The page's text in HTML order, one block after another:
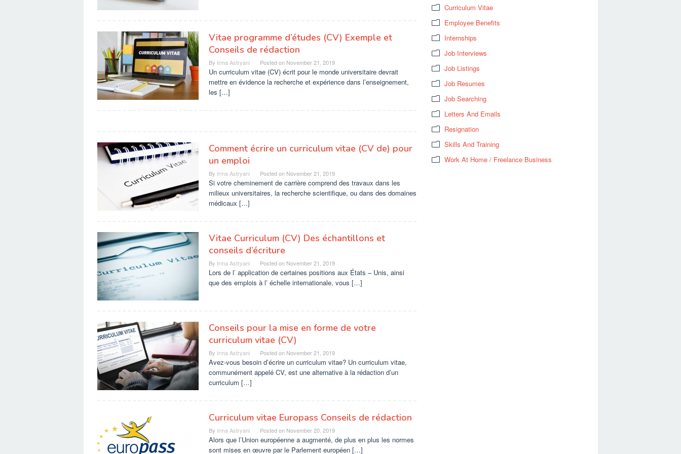
Vitae programme d’études (CV) Exemple et
Conseils de rédaction
By Irma Astryani Posted on November 21, 2019
Un curriculum vitae (CV) écrit pour le monde universitaire devrait
mettre en évidence la recherche et expérience dans l’enseignement,
les […]
Comment écrire un curriculum vitae (CV de) pour
un emploi
By Irma Astryani Posted on November 21, 2019
Si votre cheminement de carrière comprend des travaux dans les
milieux universitaires, la recherche scientifique, ou dans des domaines
médicaux […]
Vitae Curriculum (CV) Des échantillons et
conseils d’écriture
By Irma Astryani Posted on November 21, 2019
Lors de l’ application de certaines positions aux États – Unis, ainsi
que des emplois à l’ échelle internationale, vous […]
Conseils pour la mise en forme de votre
curriculum vitae (CV)
By Irma Astryani Posted on November 21, 2019
Avez-vous besoin d’écrire un curriculum vitae? Un curriculum vitae,
communément appelé CV, est une alternative à la rédaction d’un
curriculum […]
Curriculum vitae Europass Conseils de rédaction
By Irma Astryani Posted on November 20, 2019
Alors que l’Union européenne a augmenté, de plus en plus les normes
sont mises en œuvre par le Parlement européen […]
Curriculum Vitae
Employee Benefits
Internships
Job Interviews
Job Listings
Job Resumes
Job Searching
Letters And Emails
Resignation
Skills And Training
Work At Home / Freelance Business